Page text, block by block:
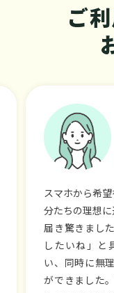
ご
ポータルサイ
のエリアでは
かけていまし
トに載ってい
ただき、好立
自分たちだけ